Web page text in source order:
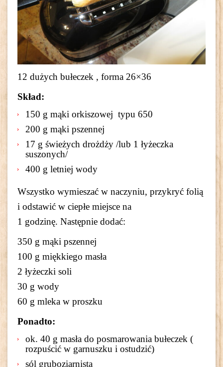
12 dużych bułeczek , forma 26×36
Skład:
150 g mąki orkiszowej typu 650
200 g mąki pszennej
17 g świeżych drożdży /lub 1 łyżeczka
suszonych/
400 g letniej wody
Wszystko wymieszać w naczyniu, przykryć folią
i odstawić w ciepłe miejsce na
1 godzinę. Następnie dodać:
350 g mąki pszennej
100 g miękkiego masła
2 łyżeczki soli
30 g wody
60 g mleka w proszku
Ponadto:
ok. 40 g masła do posmarowania bułeczek (
rozpuścić w garnuszku i ostudzić)
sól gruboziarnista